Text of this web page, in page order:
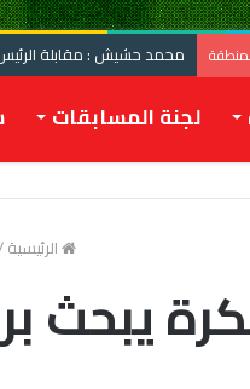
محمد حشيش : مقابلة
لجنة المسابقات
الرئيسية